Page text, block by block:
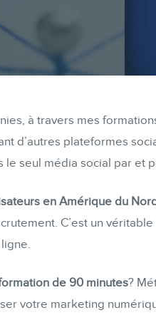
à travers mes
d’autres plateformes
le seul média social par et
en Amérique du Nord
C’est un
de 90 minutes?
votre marketing